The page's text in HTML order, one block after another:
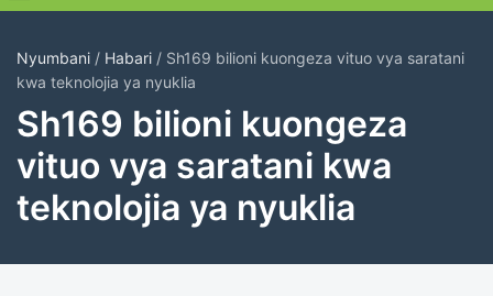
Nyumbani / Habari / Sh169 bilioni kuongeza vituo vya saratani
kwa teknolojia ya nyuklia
Sh169 bilioni kuongeza
vituo vya saratani kwa
teknolojia ya nyuklia